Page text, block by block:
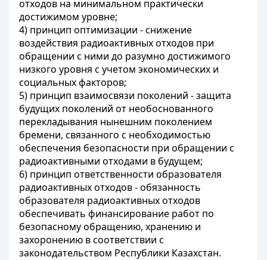
отходов на минимальном практически
достижимом уровне;
4) принцип оптимизации - снижение
воздействия радиоактивных отходов при
обращении с ними до разумно достижимого
низкого уровня с учетом экономических и
социальных факторов;
5) принцип взаимосвязи поколений - защита
будущих поколений от необоснованного
перекладывания нынешним поколением
бремени, связанного с необходимостью
обеспечения безопасности при обращении с
радиоактивными отходами в будущем;
6) принцип ответственности образователя
радиоактивных отходов - обязанность
образователя радиоактивных отходов
обеспечивать финансирование работ по
безопасному обращению, хранению и
захоронению в соответствии с
законодательством Республики Казахстан.